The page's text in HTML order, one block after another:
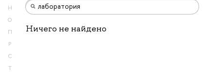
Н
О
П
Р
С
Т
Ничего не найдено